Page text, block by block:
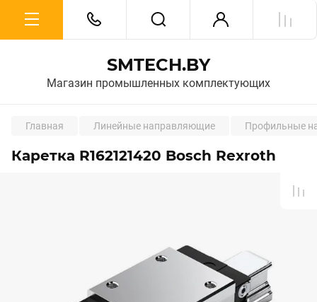
SMTECH.BY
Магазин промышленных комплектующих
Главная Линейные направляющие Профильные
Каретка R162121420 Bosch Rexroth